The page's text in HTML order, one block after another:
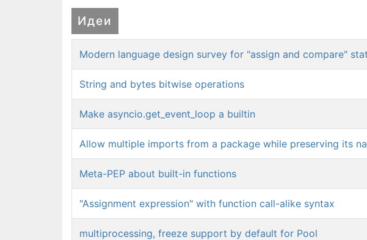
Идеи
Modern language design survey for "assign and compare"
String and bytes bitwise operations
Make asyncio.get_event_loop a builtin
Allow multiple imports from a package while preserving its
Meta-PEP about built-in functions
"Assignment expression" with function call-alike syntax
multiprocessing, freeze support by default for Pool